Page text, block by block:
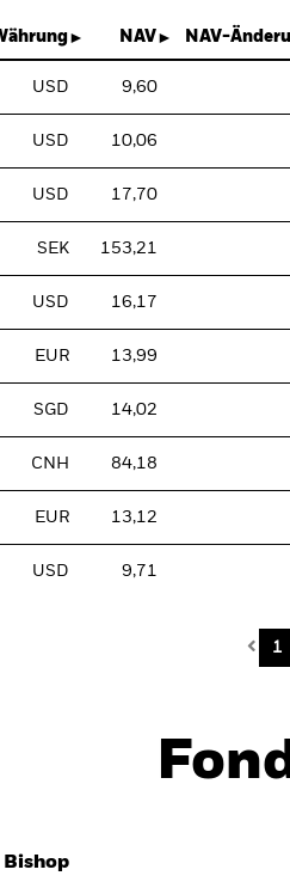
NAV NAV-
USD 9,60
USD 10,06
USD 17,70
SEK 153,21
USD 16,17
EUR 13,99
SGD 14,02
CNH 84,18
EUR 13,12
USD 9,71
1